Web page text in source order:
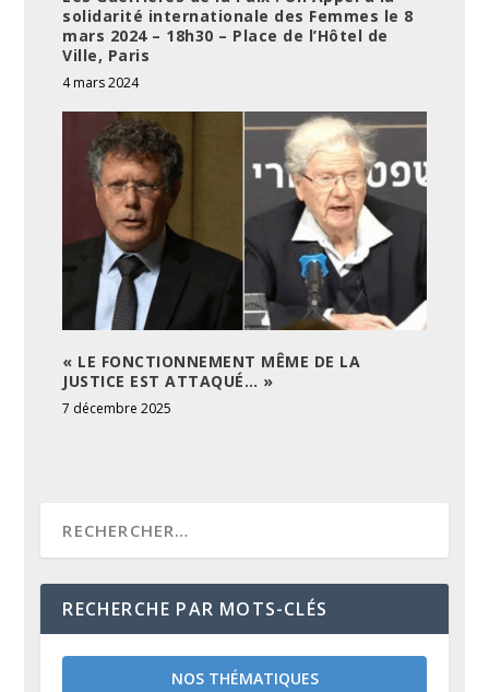
solidarité internationale des Femmes le 8
mars 2024 – 18h30 – Place de l’Hôtel de
Ville, Paris
4 mars 2024
« LE FONCTIONNEMENT MÊME DE LA
JUSTICE EST ATTAQUÉ… »
7 décembre 2025
RECHERCHE PAR MOTS-CLÉS
NOS THÉMATIQUES